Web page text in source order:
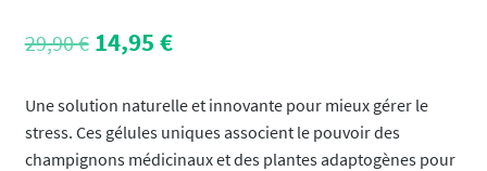
29,90€ Le
initial
était :
29,90 €.
14,95 €Le
actuel
est :
14,95 €.
Une solution naturelle et innovante pour mieux gérer le
stress. Ces gélules uniques associent le pouvoir des
champignons médicinaux et des plantes adaptogènes pour